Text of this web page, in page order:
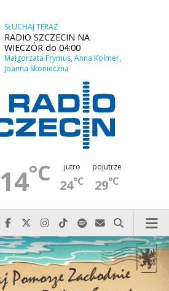
SŁUCHAJ TERAZ
RADIO SZCZECIN NA
WIECZÓR do 04:00
Małgorzata Frymus, Anna Kolmer,
Joanna Skonieczna
14°C jutro
24°C
pojutrze
29°C
Najlepiej po prostu do nas zadzwoń
Odwiedź nas na Facebook-u
Odwiedź nas na X
Odwiedź nas na Instagram-ie
Odwiedź nas na TikTok-u
Szukaj nas na Spotify
Wyślij do nas
Szukaj